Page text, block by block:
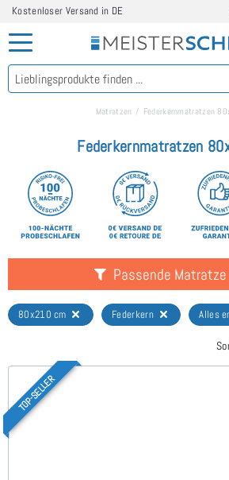
Kostenloser Versand in DE
Matratzen Federkernmatratzen
Federkernmatratzen
Passende
80x210 cm Federkern Alles
TOP-SELLER